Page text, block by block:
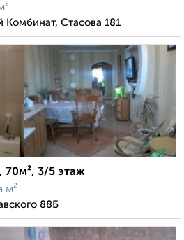
Стасова 181
70м², 3/5 этаж
м²
88Б